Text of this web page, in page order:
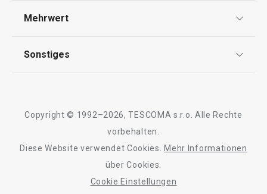
Impressum
Rückgabe von Waren/Reklamation
Mehrwert
Sonstiges
Barrierefreiheit
Copyright © 1992–2026, TESCOMA s.r.o. Alle Rechte
vorbehalten.
Diese Website verwendet Cookies.
Mehr Informationen
über Cookies.
Cookie Einstellungen